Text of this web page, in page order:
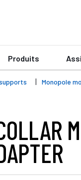
Produits
Monopole